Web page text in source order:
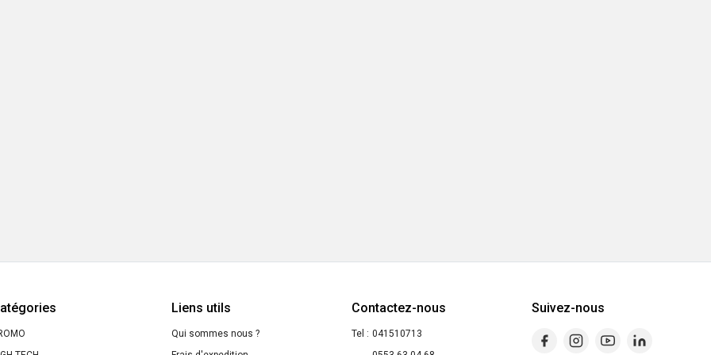
Liens utils
Qui sommes nous ?
Contactez-nous
Tel : 041510713
Suivez-nous